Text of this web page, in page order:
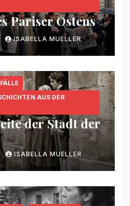
Pariser Ostens
ISABELLA MUELLER
AUS DER
der Stadt der
ISABELLA MUELLER